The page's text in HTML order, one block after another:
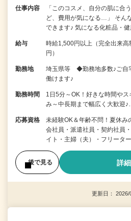
仕事内容
「このコスメ、自分の肌に合
ど、費用が気になる…」 そん
できます♪ 気になる化粧品・
給与
時給1,500円以上（完全出来
円）
勤務地
埼玉県等 ◆勤務地多数♪ご自
働けます♪
勤務時間
1日5分～OK！好きな時間や
み～中長期まで幅広く大歓迎♪…
応募資格
未経験OK＆年齢不問！夏休
会社員・派遣社員・契約社員
イト・主婦（夫）・フリータ
後で見る 詳
更新日：